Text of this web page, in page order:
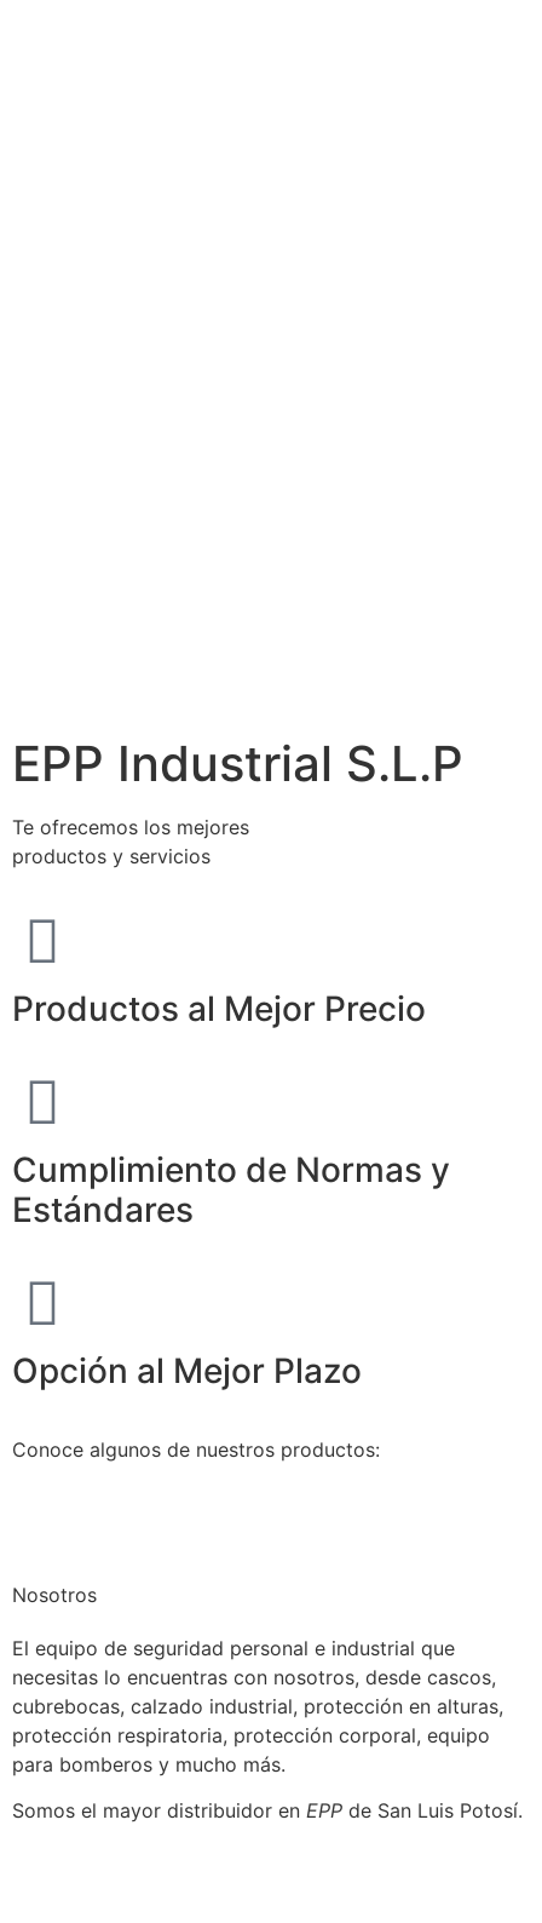
EPP Industrial S.L.P
Te ofrecemos los mejores
productos y servicios
Productos al Mejor Precio
Cumplimiento de Normas y
Estándares
Opción al Mejor Plazo
Conoce algunos de nuestros productos:
Nosotros
El equipo de seguridad personal e industrial que
necesitas lo encuentras con nosotros, desde cascos,
cubrebocas, calzado industrial, protección en alturas,
protección respiratoria, protección corporal, equipo
para bomberos y mucho más.
Somos el mayor distribuidor en EPP de San Luis Potosí.